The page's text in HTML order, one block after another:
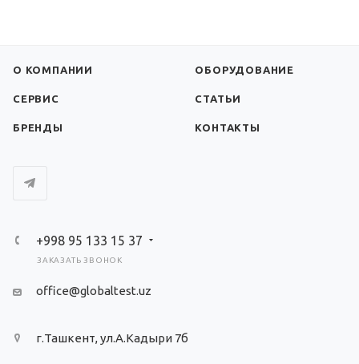
О КОМПАНИИ ОБОРУДОВАНИЕ
СЕРВИС СТАТЬИ
БРЕНДЫ КОНТАКТЫ
+998 95 133 15 37
ЗАКАЗАТЬ ЗВОНОК
office@globaltest.uz
г.Ташкент, ул.А.Кадыри 7б